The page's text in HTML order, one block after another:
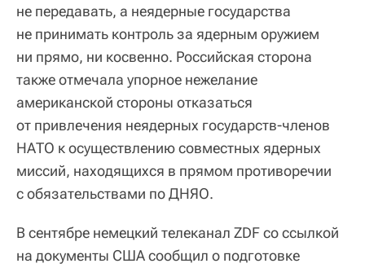
не передавать, а неядерные государства
не принимать контроль за ядерным оружием
ни прямо, ни косвенно. Российская сторона
также отмечала упорное нежелание
американской стороны отказаться
от привлечения неядерных государств-членов
НАТО к осуществлению совместных ядерных
миссий, находящихся в прямом противоречии
с обязательствами по ДНЯО.
В сентябре немецкий телеканал ZDF со ссылкой
на документы США сообщил о подготовке